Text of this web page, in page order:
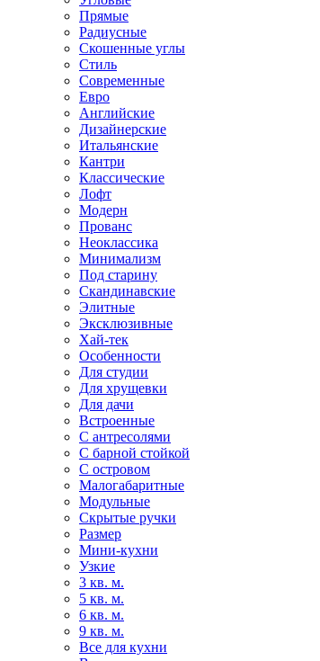
Прямые
Радиусные
Скошенные углы
Стиль
Современные
Евро
Английские
Дизайнерские
Итальянские
Кантри
Классические
Лофт
Модерн
Прованс
Неоклассика
Минимализм
Под старину
Скандинавские
Элитные
Эксклюзивные
Хай-тек
Особенности
Для студии
Для хрущевки
Для дачи
Встроенные
С антресолями
С барной стойкой
С островом
Малогабаритные
Модульные
Скрытые ручки
Размер
Мини-кухни
Узкие
3 кв. м.
5 кв. м.
6 кв. м.
9 кв. м.
Все для кухни